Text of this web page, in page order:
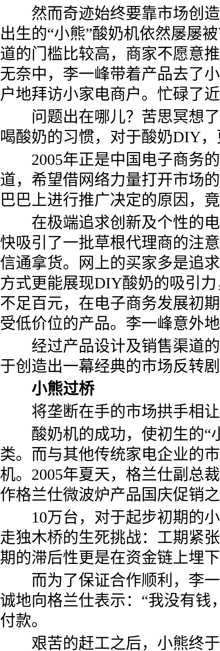
然而奇迹始终要靠市场创造
出生的“小熊”酸奶机依然屡屡
道的门槛比较高，商家不愿意
无奈中，李一峰带着产品去了
户地拜访小家电商户。忙碌了
问题出在哪儿？苦思冥想了
喝酸奶的习惯，对于酸奶DIY
2005年正是中国电子商务的
道，希望借网络力量打开市场
巴巴上进行推广决定的原因，
在极端追求创新及个性的电
快吸引了一批草根代理商的注
信通拿货。网上的买家多是追
方式更能展现DIY酸奶的吸引
不足百元，在电子商务发展初
受低价位的产品。李一峰意外
经过产品设计及销售渠道的
于创造出一幕经典的市场反转
小熊过桥
将垄断在手的市场拱手相让
酸奶机的成功，使初生的“
类。而与其他传统家电企业的
机。2005年夏天，格兰仕副总
作格兰仕微波炉产品国庆促销
10万台，对于起步初期的小
走独木桥的生死挑战：工期紧
期的滞后性更是在资金链上埋
而为了保证合作顺利，李一
诚地向格兰仕表示：“我没有
付款。
艰苦的赶工之后，小熊终于